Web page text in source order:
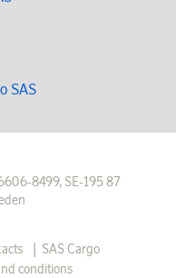
SAS
8499, SE-195 87
| SAS Cargo
conditions